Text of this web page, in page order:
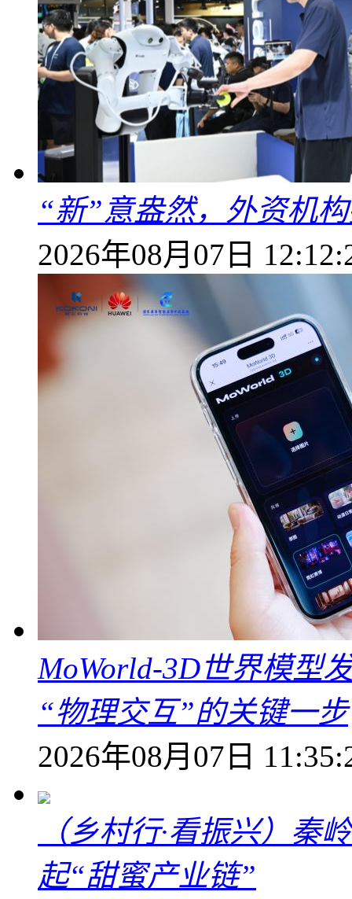
“新”意盎然，外资机
2026年08月07日
MoWorld-3D世界模型
“物理交互”的关键一步
2026年08月07日
（乡村行·看振兴）秦
起“甜蜜产业链”